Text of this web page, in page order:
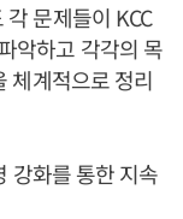
문제들이 KCC
악하고 각각의 목
체계적으로 정리
강화를 통한 지속